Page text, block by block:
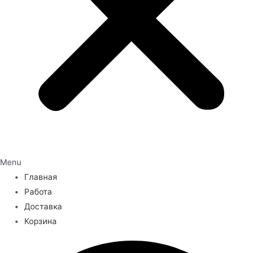
Menu
Главная
Работа
Доставка
Корзина